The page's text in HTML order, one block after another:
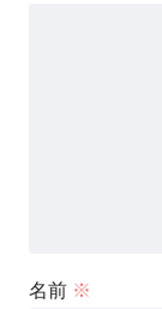
名前 ※